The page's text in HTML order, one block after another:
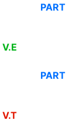
PART
V.E
PART
V.T